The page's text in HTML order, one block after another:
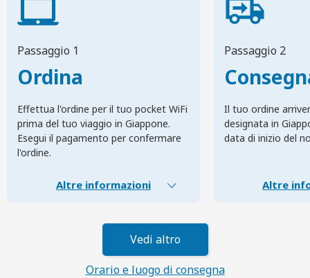
Passaggio 1
Ordina
Effettua l'ordine per il tuo pocket WiFi
prima del tuo viaggio in Giappone.
Esegui il pagamento per confermare
l'ordine.
Altre informazioni
Passaggio 2
Il tuo ordine
designata in
data di inizio del
Altre
Vedi altro
Orario e luogo di consegna